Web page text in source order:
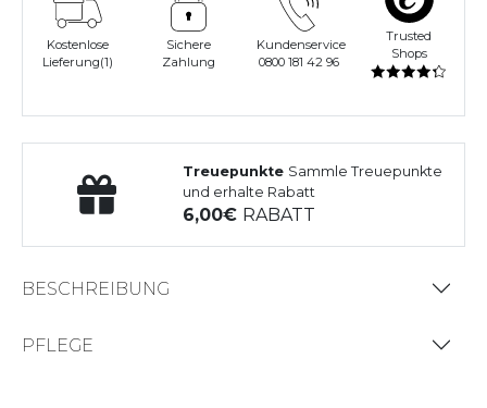
Kostenlose
Lieferung(1)
Sichere
Zahlung
Kundenservice
0800 181 42 96
Trusted
Shops
Treuepunkte Sammle Treuepunkte
und erhalte Rabatt
6,00 RABATT
BESCHREIBUNG
PFLEGE